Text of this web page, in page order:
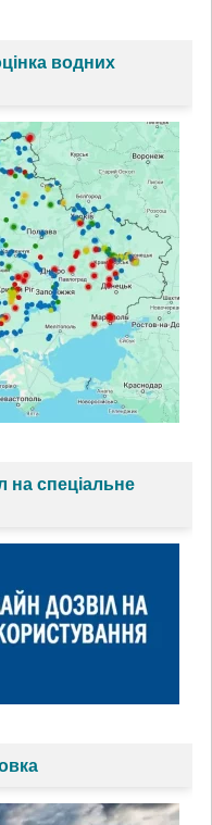
водних
на спеціальне